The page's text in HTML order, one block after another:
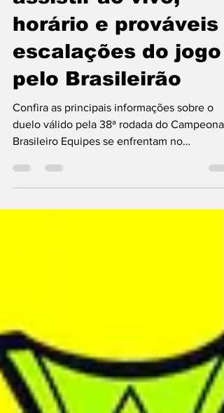
assistir ao vivo,
horário e prováveis
escalações do jogo
Confira as principais informações sobre o
duelo válido pela 38ª rodada do